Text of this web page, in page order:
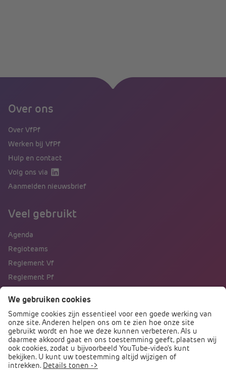
Over ons
Over VfPf
Werken bij VfPf
Hulp en contact
Volg ons via
Aanmelden nieuwsbrief
Veel gebruikt
Agenda
Regioteams
Reglement Vf
Reglement Pf
Direct naar
Podcast PO praat
Arbocatalogus PO
Arbomeester